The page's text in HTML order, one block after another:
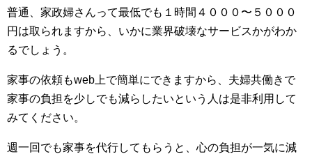
普通、家政婦さんって最低でも１時間４０００〜５０００
円は取られますから、いかに業界破壊なサービスかがわか
るでしょう。
家事の依頼もweb上で簡単にできますから、夫婦共働きで
家事の負担を少しでも減らしたいという人は是非利用して
みてください。
週一回でも家事を代行してもらうと、心の負担が一気に減